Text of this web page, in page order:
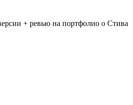
+ ревью на портфолио о Стива